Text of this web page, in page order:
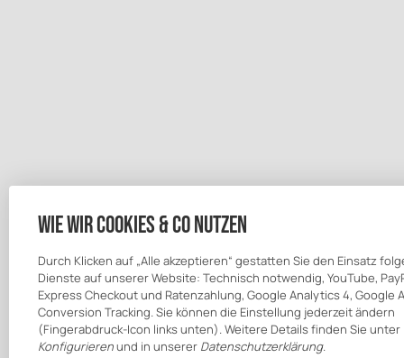
Wie wir Cookies & Co nutzen
Durch Klicken auf „Alle akzeptieren“ gestatten Sie den Einsatz
Dienste auf unserer Website: Technisch notwendig, YouTube,
Express Checkout und Ratenzahlung, Google Analytics 4, Google
Conversion Tracking. Sie können die Einstellung jederzeit ändern
(Fingerabdruck-Icon links unten). Weitere Details finden Sie unter
Konfigurierenund in unserer Datenschutzerklärung.